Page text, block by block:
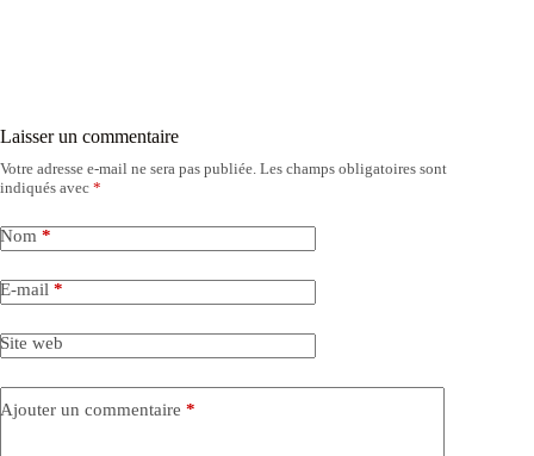
Laisser un commentaire
Votre adresse e-mail ne sera pas publiée. Les champs obligatoires sont
indiqués avec *
Nom *
E-mail *
Site web
Ajouter un commentaire *